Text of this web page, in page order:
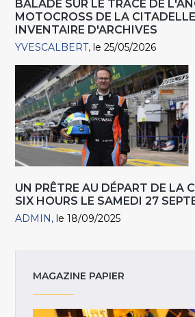
BALADE SUR LE TRACÉ DE
MOTOCROSS DE LA
INVENTAIRE D'ARCHIVES
YVESCALBERT le 25/05/2026
UN PRÊTRE AU DÉPART DE LA
SIX HOURS LE SAMEDI 27
ADMIN le 18/09/2025
MAGAZINE PAPIER